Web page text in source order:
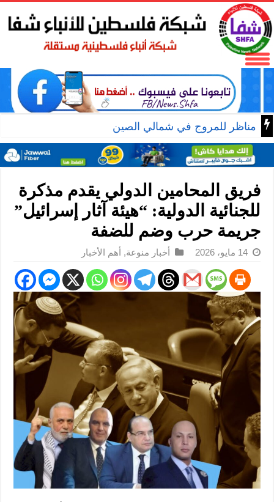
مناظر للمروج في شمالي الصين
فريق المحامين الدولي يقدم مذكرة
للجنائية الدولية: “هيئة آثار إسرائيل”
جريمة حرب وضم للضفة
14 مايو، 2026 أخبار منوعة, أهم الأخبار